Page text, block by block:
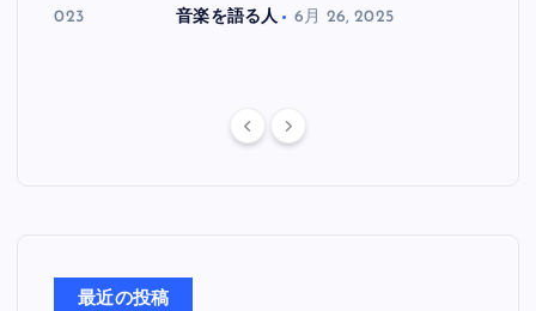
30, 2023 音楽を語る人 6月 26, 2025
最近の投稿